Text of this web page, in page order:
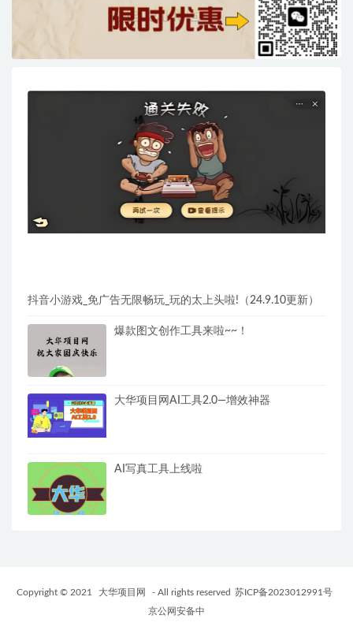
抖音小游戏_免广告无限畅玩_玩的太上头啦!（24.9.10更新）
爆款图文创作工具来啦~~！
大华项目网AI工具2.0—增效神器
AI写真工具上线啦
Copyright © 2021 大华项目网 - All rights reserved 苏ICP备2023012991号
京公网安备中